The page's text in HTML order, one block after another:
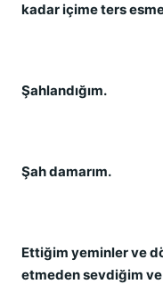
kadar içime ters
Şahlandığım.
Şah damarım.
Ettiğim yeminler ve
etmeden sevdiğim